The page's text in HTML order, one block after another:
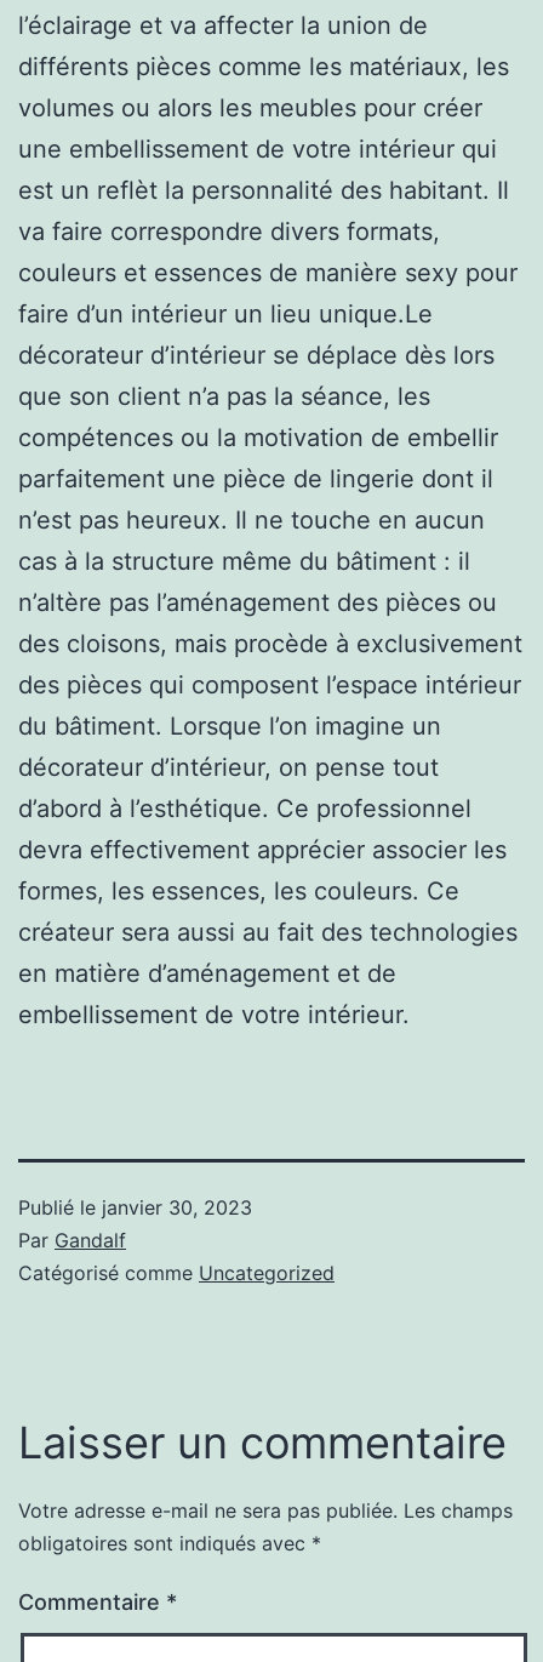
l’éclairage et va affecter la union de
différents pièces comme les matériaux, les
volumes ou alors les meubles pour créer
une embellissement de votre intérieur qui
est un reflèt la personnalité des habitant. Il
va faire correspondre divers formats,
couleurs et essences de manière sexy pour
faire d’un intérieur un lieu unique.Le
décorateur d’intérieur se déplace dès lors
que son client n’a pas la séance, les
compétences ou la motivation de embellir
parfaitement une pièce de lingerie dont il
n’est pas heureux. Il ne touche en aucun
cas à la structure même du bâtiment : il
n’altère pas l’aménagement des pièces ou
des cloisons, mais procède à exclusivement
des pièces qui composent l’espace intérieur
du bâtiment. Lorsque l’on imagine un
décorateur d’intérieur, on pense tout
d’abord à l’esthétique. Ce professionnel
devra effectivement apprécier associer les
formes, les essences, les couleurs. Ce
créateur sera aussi au fait des technologies
en matière d’aménagement et de
embellissement de votre intérieur.
Publié le janvier 30, 2023
Par Gandalf
Catégorisé comme Uncategorized
Laisser un commentaire
Votre adresse e-mail ne sera pas publiée. Les champs
obligatoires sont indiqués avec *
Commentaire *